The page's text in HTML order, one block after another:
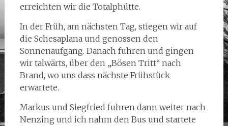
erreichten wir die Totalphütte.
In der Früh, am nächsten Tag, stiegen wir auf
die Schesaplana und genossen den
Sonnenaufgang. Danach fuhren und gingen
wir talwärts, über den „Bösen Tritt“ nach
Brand, wo uns dass nächste Frühstück
erwartete.
Markus und Siegfried fuhren dann weiter nach
Nenzing und ich nahm den Bus und startete